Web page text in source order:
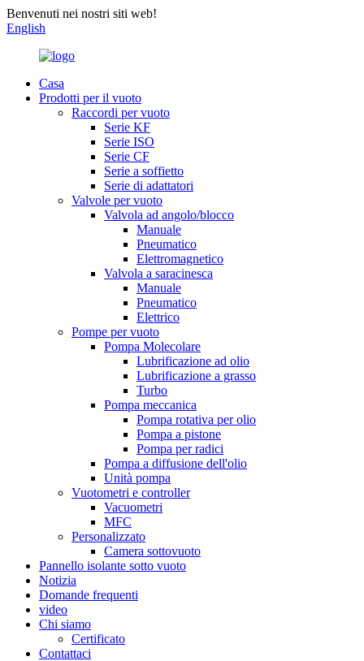
Benvenuti nei nostri siti web!
English
Casa
Prodotti per il vuoto
Raccordi per vuoto
Serie KF
Serie ISO
Serie CF
Serie a soffietto
Serie di adattatori
Valvole per vuoto
Valvola ad angolo/blocco
Manuale
Pneumatico
Elettromagnetico
Valvola a saracinesca
Manuale
Pneumatico
Elettrico
Pompe per vuoto
Pompa Molecolare
Lubrificazione ad olio
Lubrificazione a grasso
Turbo
Pompa meccanica
Pompa rotativa per olio
Pompa a pistone
Pompa per radici
Pompa a diffusione dell'olio
Unità pompa
Vuotometri e controller
Vacuometri
MFC
Personalizzato
Camera sottovuoto
Pannello isolante sotto vuoto
Notizia
Domande frequenti
video
Chi siamo
Certificato
Contattaci